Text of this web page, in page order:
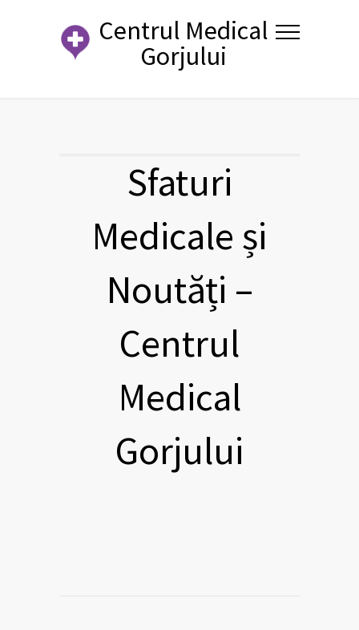
Centrul Medical
Gorjului
Sfaturi
Medicale și
Noutăți –
Centrul
Medical
Gorjului